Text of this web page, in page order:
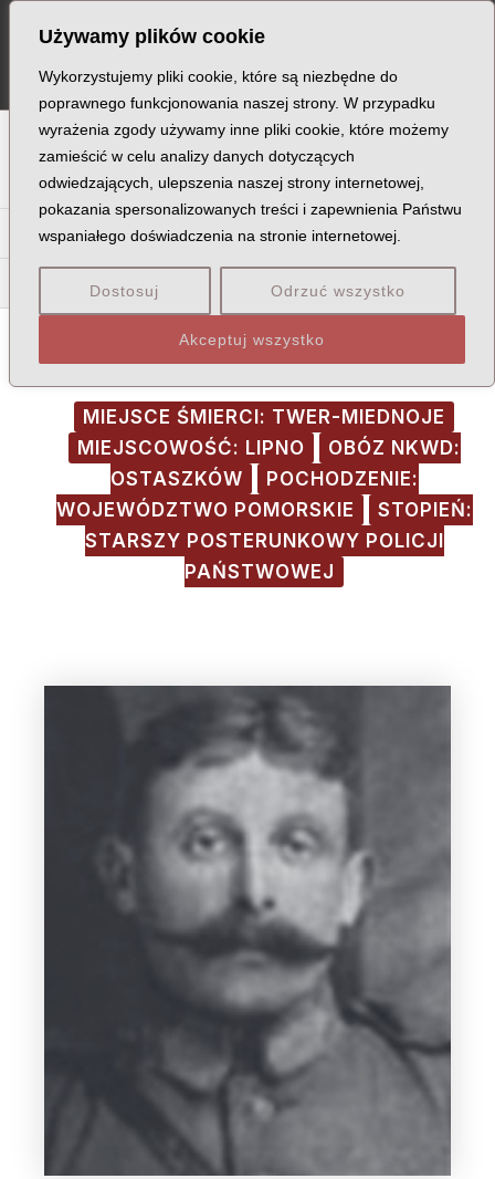
Używamy plików cookie
Wykorzystujemy pliki cookie, które są niezbędne do
poprawnego funkcjonowania naszej strony. W przypadku
wyrażenia zgody używamy inne pliki cookie, które możemy
zamieścić w celu analizy danych dotyczących
odwiedzających, ulepszenia naszej strony internetowej,
pokazania spersonalizowanych treści i zapewnienia Państwu
wspaniałego doświadczenia na stronie internetowej.
Dostosuj Odrzuć wszystko
Akceptuj wszystko
content
B C D E F G H I J K L Ł M
O P Q R S T U V W X Z
Da De Di Dł Dm Do Dr Du Dw
Der Des
MIEJSCE ŚMIERCI: TWER-MIEDNOJE
MIEJSCOWOŚĆ: LIPNO
OBÓZ NKWD:
OSTASZKÓW
POCHODZENIE:
WOJEWÓDZTWO POMORSKIE
STOPIEŃ:
STARSZY POSTERUNKOWY POLICJI
PAŃSTWOWEJ
navigation